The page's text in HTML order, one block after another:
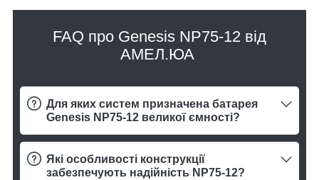
FAQ про Genesis NP75-12 від
АМЕЛ.ЮА
Для яких систем призначена батарея
Genesis NP75-12 великої ємності?
Які особливості конструкції
забезпечують надійність NP75-12?